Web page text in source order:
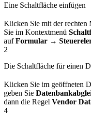
Eine Schaltfläche einfügen
Klicken Sie mit der rechten
Sie im Kontextmenü
aufFormular →
2
Die Schaltfläche für einen
Klicken Sie im geöffneten
geben Sie
dann die Regel Vendor
4